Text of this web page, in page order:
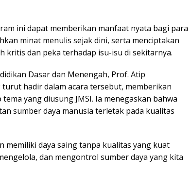
ini dapat memberikan manfaat nyata bagi para
minat menulis sejak dini, serta menciptakan
kritis dan peka terhadap isu-isu di sekitarnya.
Dasar dan Menengah, Prof. Atip
hadir dalam acara tersebut, memberikan
yang diusung JMSI. Ia menegaskan bahwa
sumber daya manusia terletak pada kualitas
memiliki daya saing tanpa kualitas yang kuat
dan mengontrol sumber daya yang kita